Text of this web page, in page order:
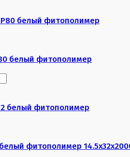
белый фитополимер
фитополимер